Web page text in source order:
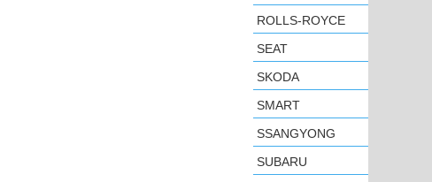
ROLLS-ROYCE
SEAT
SKODA
SMART
SSANGYONG
SUBARU